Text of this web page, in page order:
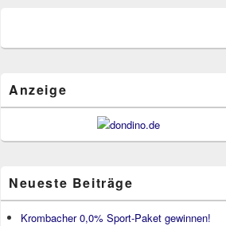
Widget-
Anzeige
Neueste Beiträge
Krombacher 0,0% Sport-Paket gewinnen!